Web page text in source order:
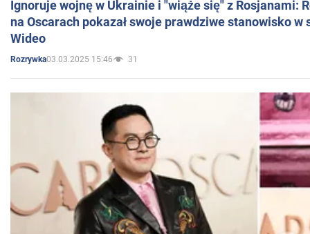
Ignoruje wojnę w Ukrainie i "wiąże się" z Rosjanami:
na Oscarach pokazał swoje prawdziwe stanowisko w
Wideo
Rozrywka03.03.2025 15:46 31